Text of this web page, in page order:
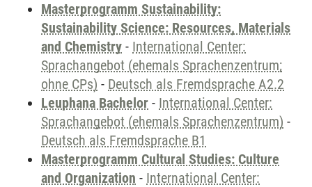
Masterprogramm Sustainability:
Sustainability Science: Resources, Materials
and Chemistry - International Center:
Sprachangebot (ehemals Sprachenzentrum;
ohne CPs) - Deutsch als Fremdsprache A2.2
Leuphana Bachelor - International Center:
Sprachangebot (ehemals Sprachenzentrum) -
Deutsch als Fremdsprache B1
Masterprogramm Cultural Studies: Culture
and Organization - International Center: